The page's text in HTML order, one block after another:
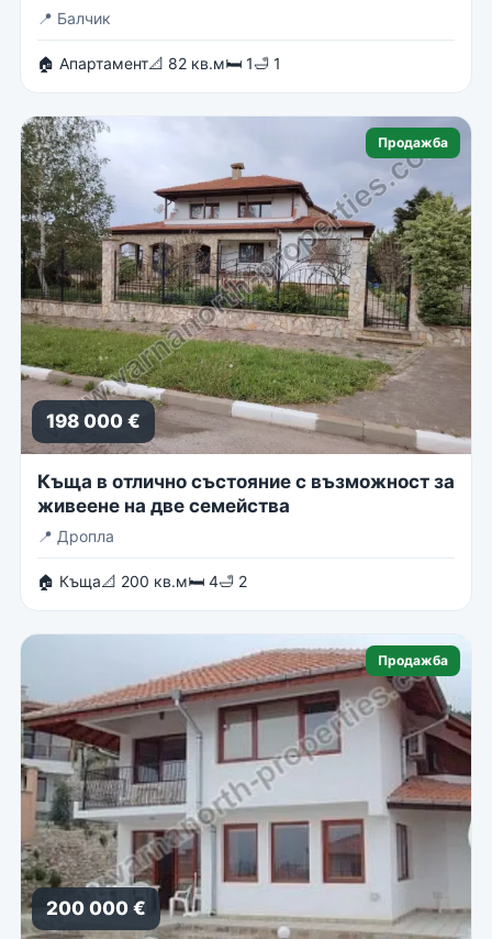
📍 Балчик
🏠 Апартамент📐 82 кв.м🛏 1🛁 1
Продажба
198 000 €
Къща в отлично състояние с възможност за
живеене на две семейства
📍 Дропла
🏠 Къща📐 200 кв.м🛏 4🛁 2
Продажба
200 000 €